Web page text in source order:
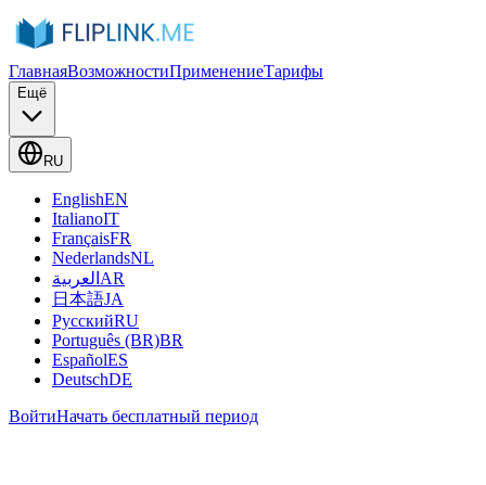
ГлавнаяВозможностиПрименениеТарифы
Ещё
RU
EnglishEN
ItalianoIT
FrançaisFR
NederlandsNL
العربية AR
日本語JA
РусскийRU
Português (BR)BR
EspañolES
DeutschDE
ВойтиНачать бесплатный период